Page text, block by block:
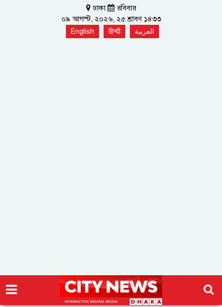
ঢাকা
রবিবার
০৯ আগস্ট, ২০২৬, ২৫ শ্রাবণ ১৪৩৩
English हिन्दी العربية